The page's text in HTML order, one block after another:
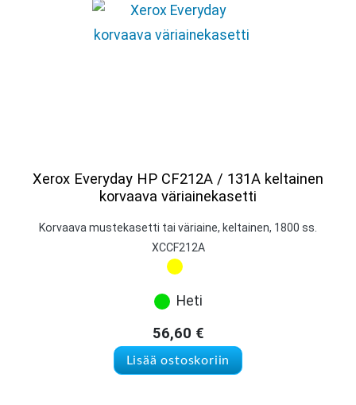
Xerox Everyday HP CF212A / 131A keltainen
korvaava väriainekasetti
Korvaava mustekasetti tai väriaine, keltainen, 1800 ss.
XCCF212A
Heti
56,60 €
Lisää ostoskoriin